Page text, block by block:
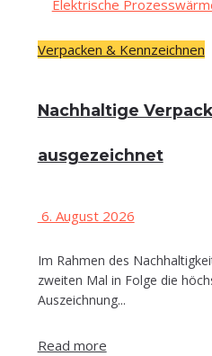
Verpacken & Kennzeichnen
Nach­hal­ti­ge
ausgezeichnet
6. August 2026
Im Rahmen des
zweiten Mal in Folge die
Auszeichnung...
Read more